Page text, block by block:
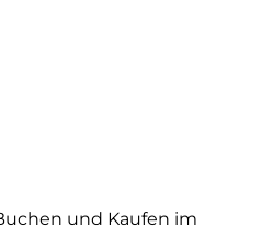
und Kaufen im